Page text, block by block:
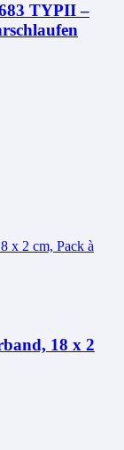
TYPII –
18 x 2